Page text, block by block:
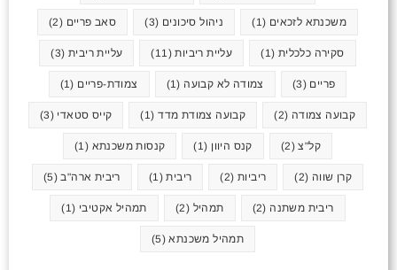
משכנתא לזכאים (1) ניהול סיכונים (3) סאב פריים (2)
סקירה כלכלית (1) עליית ריביות(11) עליית ריבית (3)
פריים (3) צמודה לא קבועה (1) צמודת-פריים (1)
קבועה צמודה (2) קבועה צמודת מדד(1) קייס סטאדי (3)
קל"צ(2) קנס היוון (1) קנסות משכנתא (1)
קרן שווה (2) ריביות(2) ריבית(1) ריבית ארה"ב(5)
ריבית משתנה (2) תמהיל (2) תמהיל אקטיבי (1)
תמהיל משכנתא(5)